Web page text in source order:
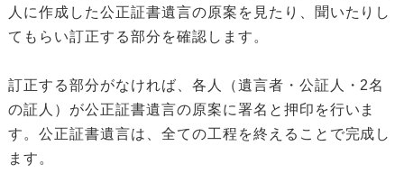
人に作成した公正証書遺言の原案を見たり、聞いたりし
てもらい訂正する部分を確認します。
訂正する部分がなければ、各人（遺言者・公証人・2名
の証人）が公正証書遺言の原案に署名と押印を行いま
す。公正証書遺言は、全ての工程を終えることで完成し
ます。